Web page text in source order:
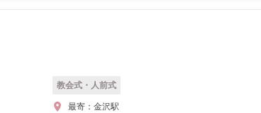
教会式・人前式
最寄： 金沢駅